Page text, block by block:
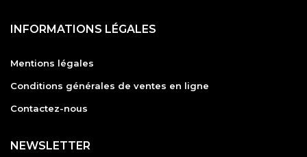
INFORMATIONS LÉGALES
Mentions légales
Conditions générales de ventes en ligne
Contactez-nous
NEWSLETTER